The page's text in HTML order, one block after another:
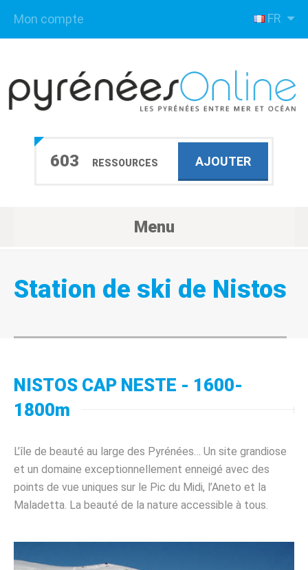
FR
Mon compte
603 RESSOURCES AJOUTER
Menu
Station de ski de Nistos
NISTOS CAP NESTE - 1600-
1800m
L’île de beauté au large des Pyrénées… Un site grandiose
et un domaine exceptionnellement enneigé avec des
points de vue uniques sur le Pic du Midi, l’Aneto et la
Maladetta. La beauté de la nature accessible à tous.